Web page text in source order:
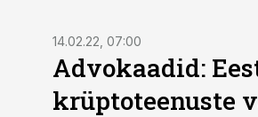
14.02.22, 07:00
Advokaadid:
krüptoteenuste